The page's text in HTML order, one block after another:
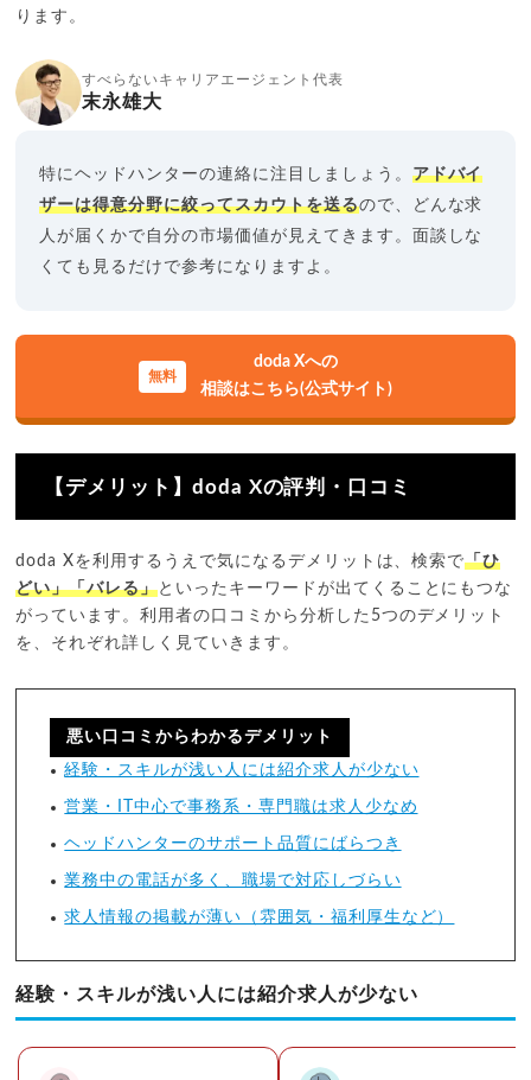
ります。
すべらないキャリアエージェント代表
末永雄大
特にヘッドハンターの連絡に注目しましょう。 アドバイ
ザーは得意分野に絞ってスカウトを送るので、どんな求
人が届くかで自分の市場価値が見えてきます。面談しな
くても見るだけで参考になりますよ。
doda Xへの
相談はこちら(公式サイト)
【デメリット】doda Xの評判・口コミ
doda Xを利用するうえで気になるデメリットは、検索で「ひ
どい」「バレる」といったキーワードが出てくることにもつな
がっています。利用者の口コミから分析した5つのデメリット
を、それぞれ詳しく見ていきます。
悪い口コミからわかるデメリット
経験・スキルが浅い人には紹介求人が少ない
営業・IT中心で事務系・専門職は求人少なめ
ヘッドハンターのサポート品質にばらつき
業務中の電話が多く、職場で対応しづらい
求人情報の掲載が薄い（雰囲気・福利厚生など）
経験・スキルが浅い人には紹介求人が少ない